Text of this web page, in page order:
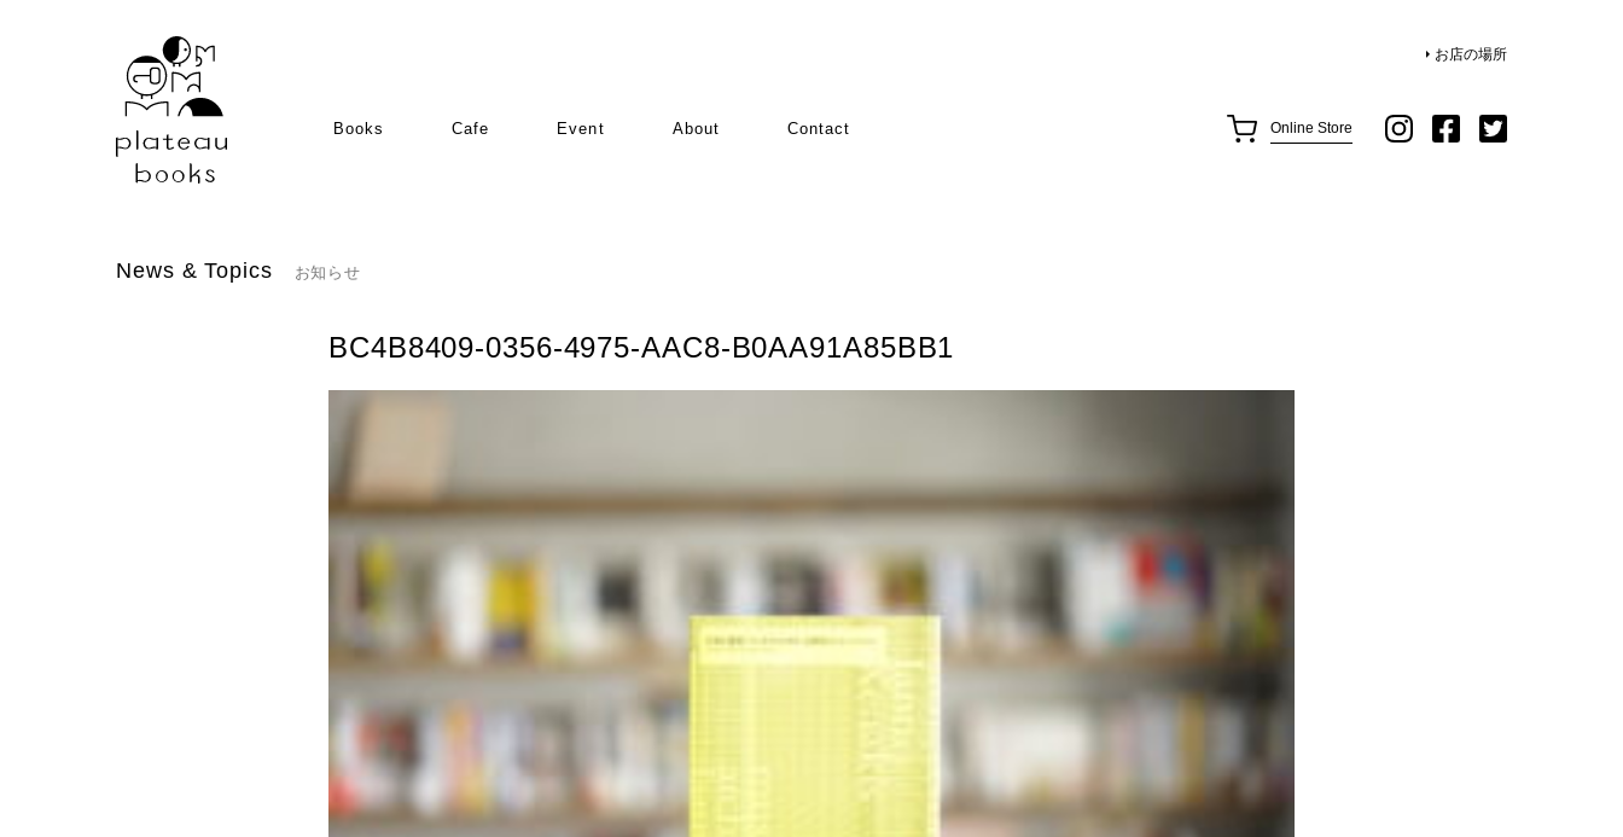
Books Cafe Event About Contact Online Store
お店の場所
News & Topics お知らせ
BC4B8409-0356-4975-AAC8-B0AA91A85BB1